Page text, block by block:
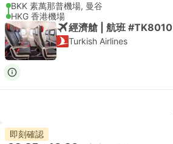
BKK 素萬那普機場, 曼谷
HKG 香港機場
經濟艙 | 航班 #TK8010
Turkish Airlines
即刻確認